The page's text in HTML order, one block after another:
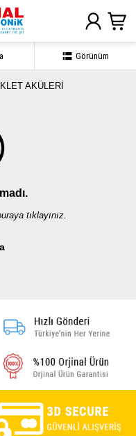
AKÜLERİ
tıklayınız.
Görünüm